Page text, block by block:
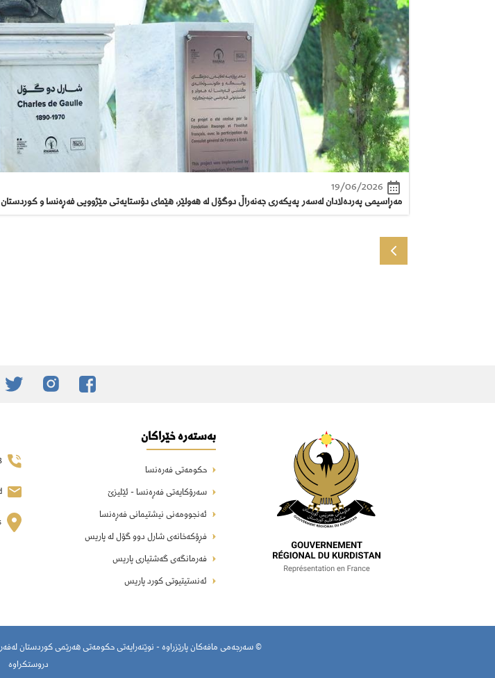
مەڕاسیمی پەردەلادان لەسەر پەیکەری جەنەراڵ دوگۆل لە هەولێر، هێمای دۆستایەتی مێژوویی فەڕەنسا و کوردستان
بەستەرە خێراکان
حکومەتی فەرەنسا
سەرۆکایەتی فەڕەنسا - ئێلیزێ
ئەنجوومەنی نیشتیمانی فەڕەنسا
فڕۆکەخانەی شارل دوو گۆل لە پاریس
فەرمانگەی گەشتیاری پاریس
ئەنستیتیوتی کورد پاریس
دروستکراوە